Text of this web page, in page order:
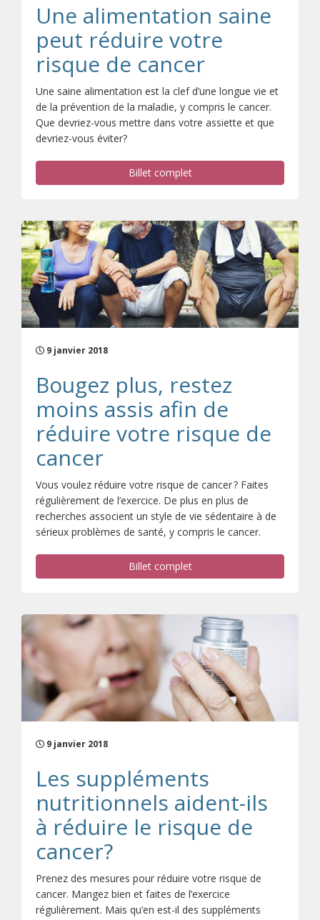
Une alimentation saine
peut réduire votre
risque de cancer
Une saine alimentation est la clef d’une longue vie et
de la prévention de la maladie, y compris le cancer.
Que devriez-vous mettre dans votre assiette et que
devriez-vous éviter?
Billet complet
9 janvier 2018
Bougez plus, restez
moins assis afin de
réduire votre risque de
cancer
Vous voulez réduire votre risque de cancer ? Faites
régulièrement de l’exercice. De plus en plus de
recherches associent un style de vie sédentaire à de
sérieux problèmes de santé, y compris le cancer.
Billet complet
9 janvier 2018
Les suppléments
nutritionnels aident-ils
à réduire le risque de
cancer?
Prenez des mesures pour réduire votre risque de
cancer. Mangez bien et faites de l’exercice
régulièrement. Mais qu’en est-il des suppléments